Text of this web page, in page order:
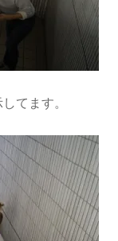
てます。